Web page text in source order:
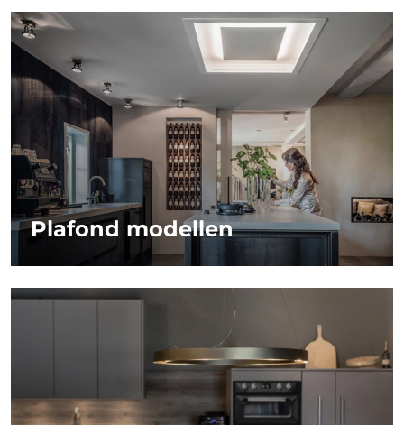
Plafond modellen